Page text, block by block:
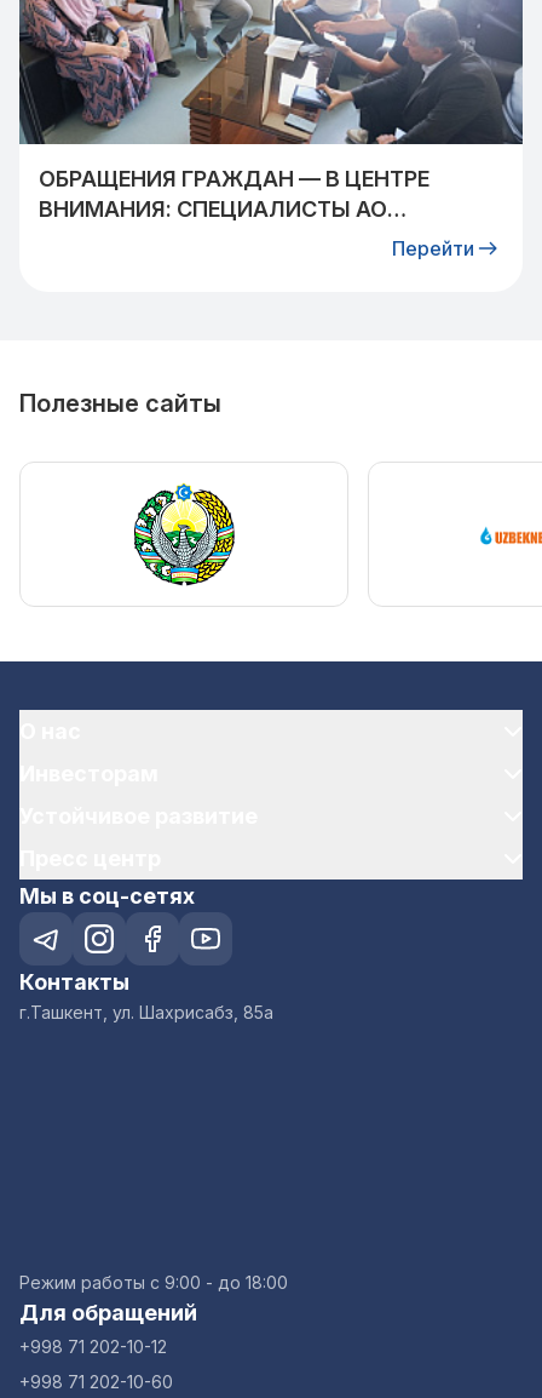
ОБРАЩЕНИЯ ГРАЖДАН — В ЦЕНТРЕ
ВНИМАНИЯ: СПЕЦИАЛИСТЫ АО
«УЗТРАНСГАЗ» ВСТРЕТИЛИСЬ СПерейти
Полезные сайты
Мы в соц-сетях
Контакты
г.Ташкент, ул. Шахрисабз, 85а
Режим работы с 9:00 - до 18:00
Для обращений
+998 71 202-10-12
+998 71 202-10-60